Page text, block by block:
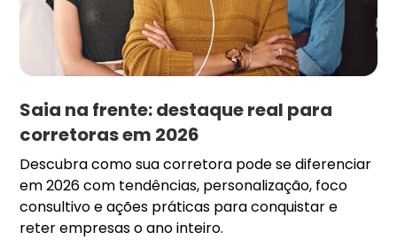
Saia na frente: destaque real para
corretoras em 2026
Descubra como sua corretora pode se diferenciar
em 2026 com tendências, personalização, foco
consultivo e ações práticas para conquistar e
reter empresas o ano inteiro.